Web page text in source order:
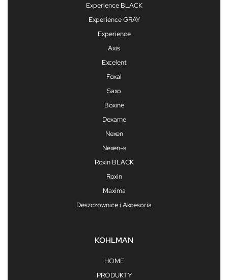
Experience BLACK
Experience GRAY
Experience
Axis
Excelent
Foxal
Saxo
Boxine
Dexame
Nexen
Nexen-s
Roxin BLACK
Roxin
Maxima
Deszczownice i Akcesoria
KOHLMAN
HOME
PRODUKTY